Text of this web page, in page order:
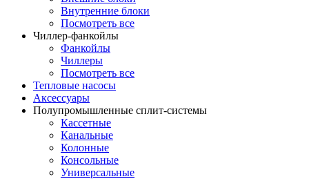
Внутренние блоки
Посмотреть все
Чиллер-фанкойлы
Фанкойлы
Чиллеры
Посмотреть все
Тепловые насосы
Аксессуары
Полупромышленные сплит-системы
Кассетные
Канальные
Колонные
Консольные
Универсальные